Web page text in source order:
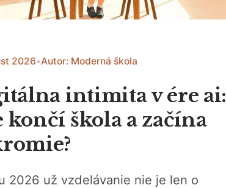
2026•Autor: Moderná škola
intimita v ére ai:
končí škola a začína
2026 už vzdelávanie nie je len o